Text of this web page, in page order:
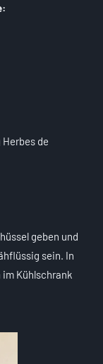
de
geben und
sein. In
Kühlschrank